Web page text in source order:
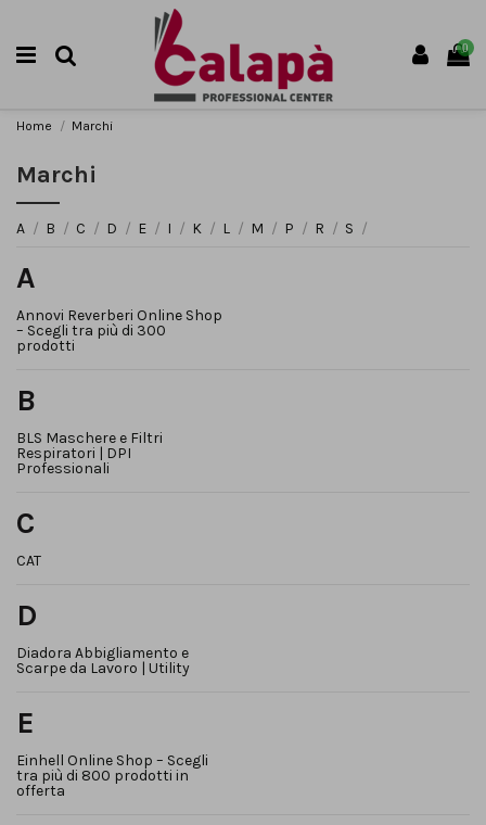
0
Home Marchi
Marchi
A / B / C / D / E / I / K / L / M / P / R / S /
A
Annovi Reverberi Online Shop
– Scegli tra più di 300
prodotti
B
BLS Maschere e Filtri
Respiratori | DPI
Professionali
C
CAT
D
Diadora Abbigliamento e
Scarpe da Lavoro | Utility
E
Einhell Online Shop – Scegli
tra più di 800 prodotti in
offerta